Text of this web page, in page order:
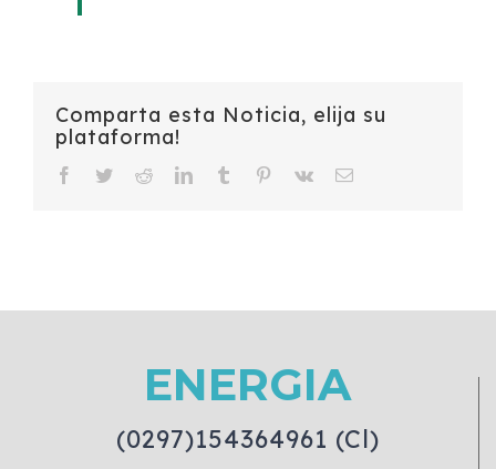
Comparta esta Noticia, elija su
plataforma!
Facebook
TwitterRedditLinkedInTumblr Pinterest
Vk Email
ENERGIA
(0297)154364961 (Cl)